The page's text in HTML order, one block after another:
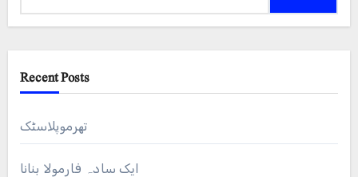
Recent Posts
تھرموپلاسٹک
ایک سادہ فارمولا بنانا